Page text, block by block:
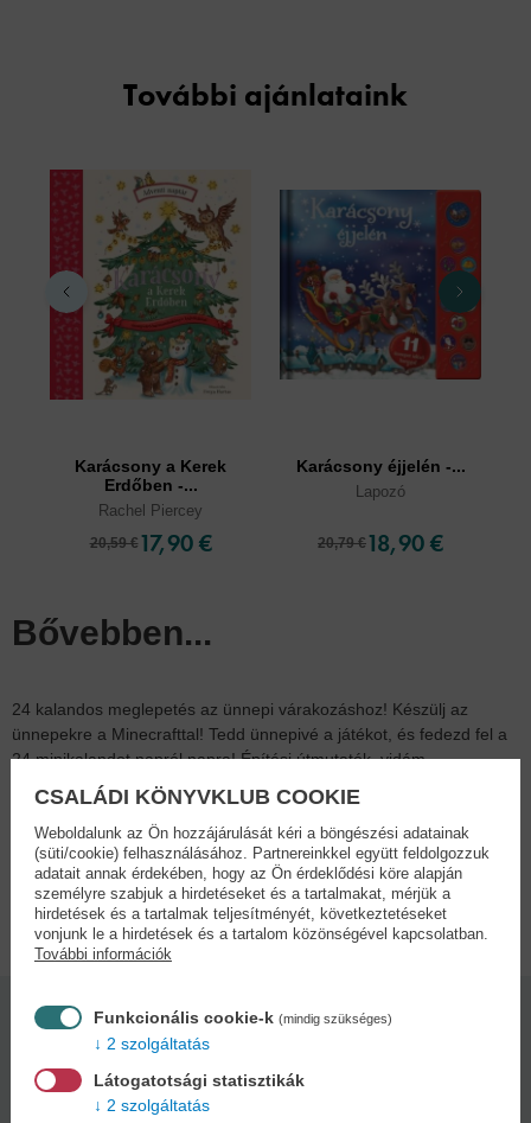
További ajánlataink
Karácsony a Kerek
Erdőben -...
Rachel Piercey
20,59 € 17,90 €
Karácsony éjjelén -...
Lapozó
20,79 €18,90 €
Bővebben...
24 kalandos meglepetés az ünnepi várakozáshoz! Készülj az
ünnepekre a Minecrafttal! Tedd ünnepivé a játékot, és fedezd fel a
24 minikalandot napról napra! Építési útmutatók, vidám
foglalkoztatók, karácsonyfadíszek, fergeteges viccek, izgalmas
kihívások és rajzolási segédletek várnak rád – hogy minden
eddiginél blokkosabb legyen idén a karácsony!
Adatok
Kötésmód:
keménytábla
Oldalszám:
Kiadás dátuma:
CSALÁDI KÖNYVKLUB COOKIE
Weboldalunk az Ön hozzájárulását kéri a böngészési adatainak
(süti/cookie) felhasználásához. Partnereinkkel együtt feldolgozzuk
adatait annak érdekében, hogy az Ön érdeklődési köre alapján
személyre szabjuk a hirdetéseket és a tartalmakat, mérjük a
hirdetések és a tartalmak teljesítményét, következtetéseket
vonjunk le a hirdetések és a tartalom közönségével kapcsolatban.
További információk
Funkcionális cookie-k (mindig szükséges)
2 szolgáltatás
Látogatotsági statisztikák
2 szolgáltatás